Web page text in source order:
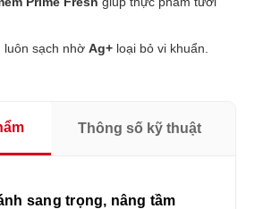
luôn sạch nhờ Ag+ loại bỏ vi khuẩn.
Thông số kỹ thuật
sang trọng, nâng tầm